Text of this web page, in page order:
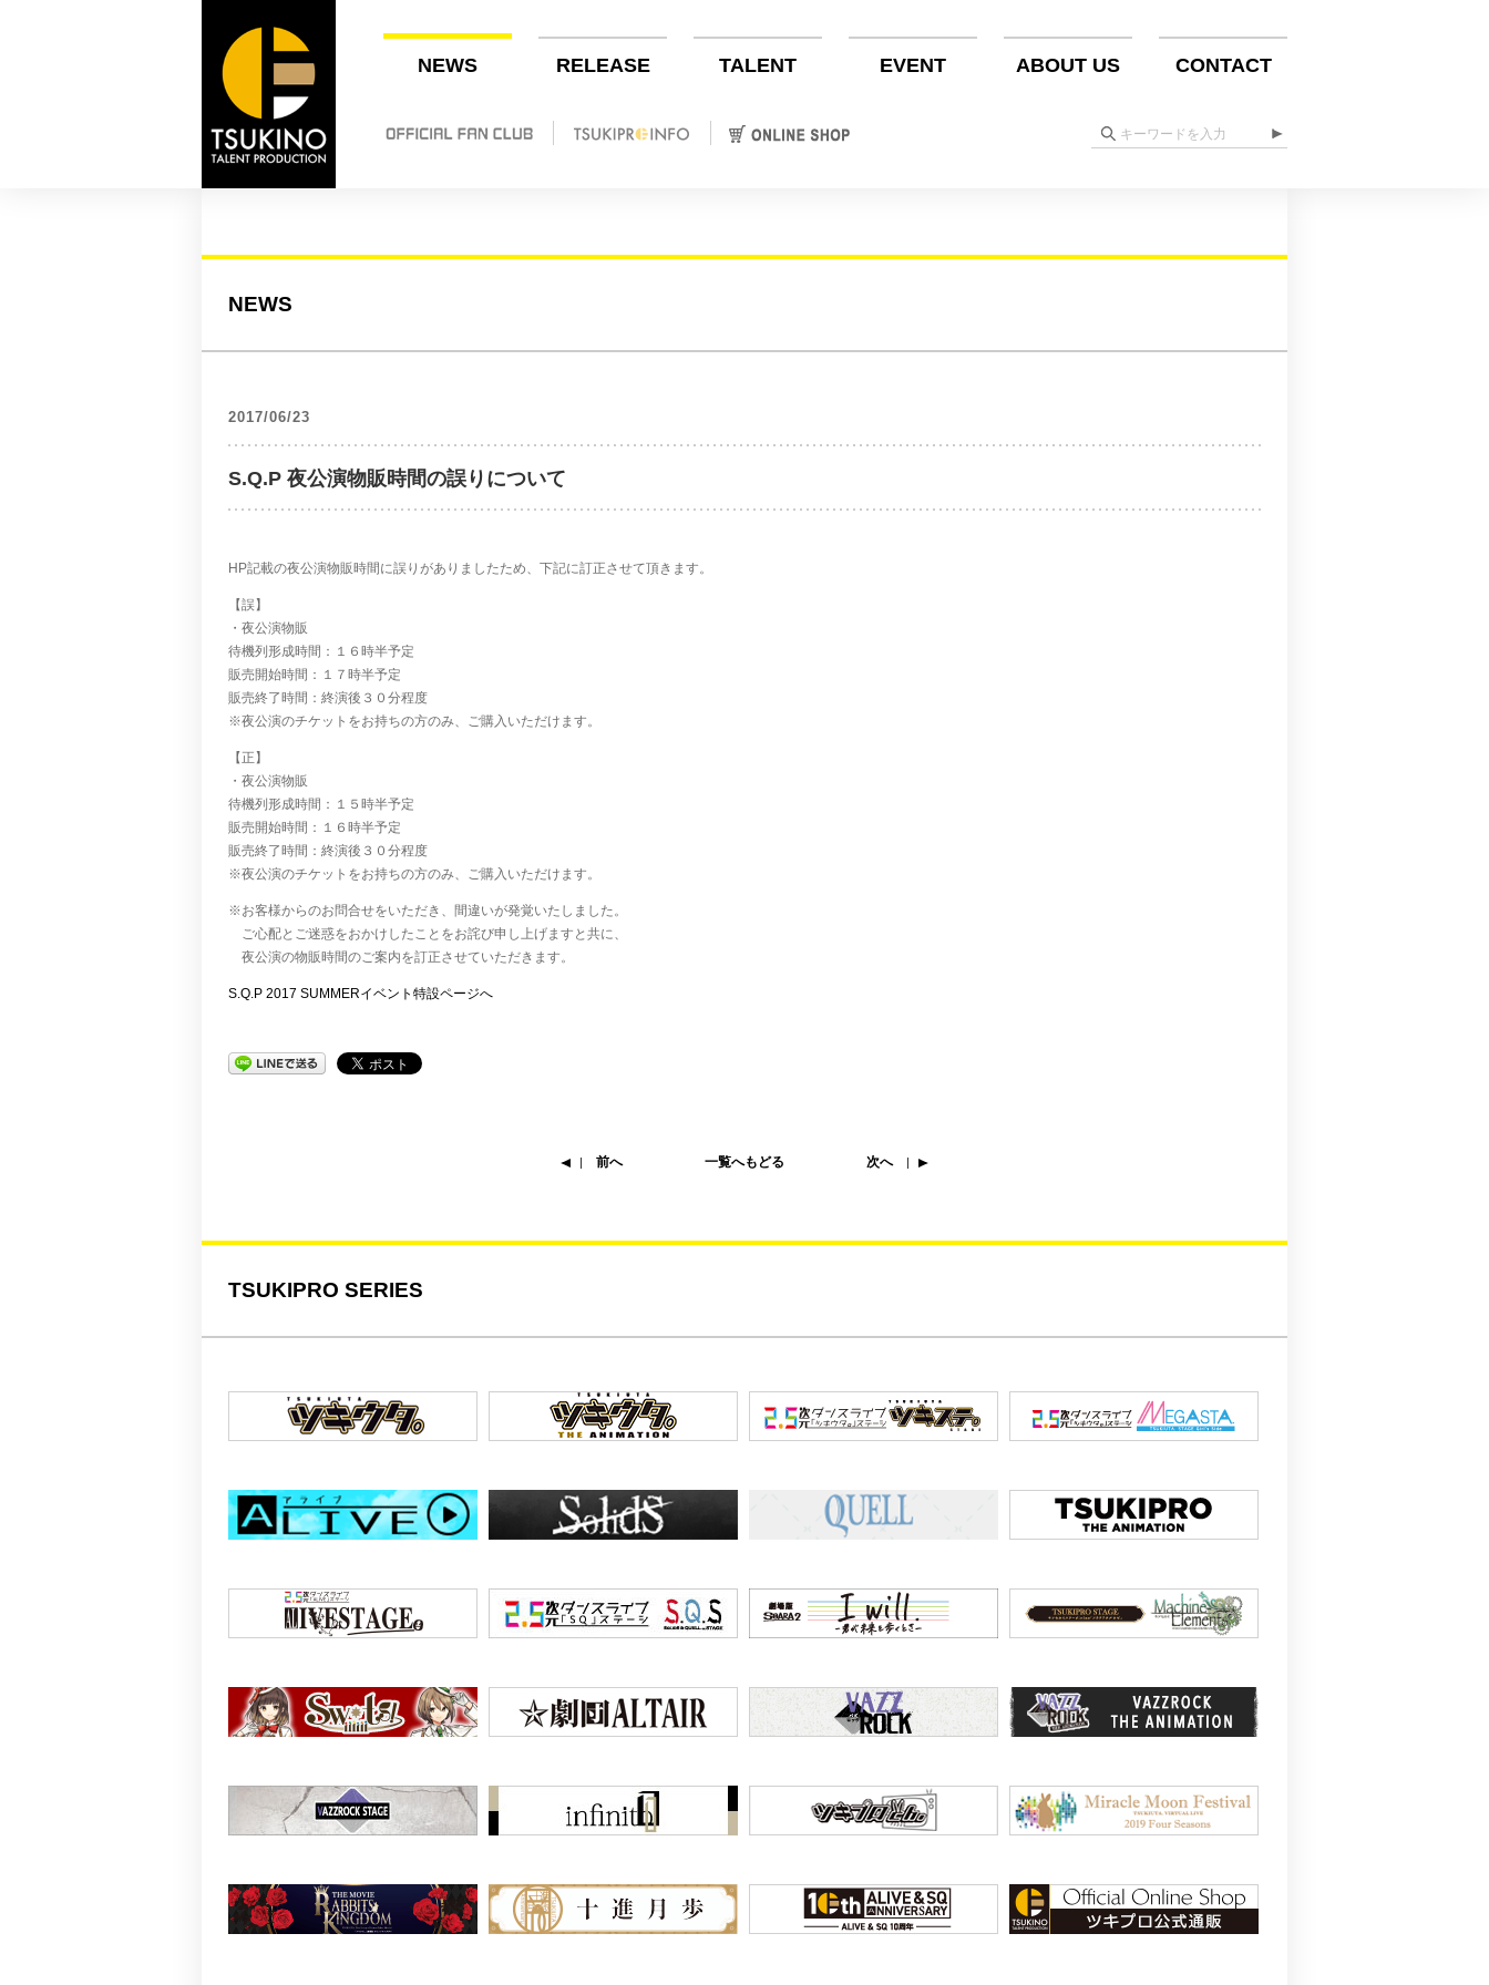
NEWS RELEASE TALENT EVENT ABOUT US CONTACT
NEWS
2017/06/23
S.Q.P 夜公演物販時間の誤りについて
HP記載の夜公演物販時間に誤りがありましたため、下記に訂正させて頂きます。
【誤】
・夜公演物販
待機列形成時間：１６時半予定
販売開始時間：１７時半予定
販売終了時間：終演後３０分程度
※夜公演のチケットをお持ちの方のみ、ご購入いただけます。
【正】
・夜公演物販
待機列形成時間：１５時半予定
販売開始時間：１６時半予定
販売終了時間：終演後３０分程度
※夜公演のチケットをお持ちの方のみ、ご購入いただけます。
※お客様からのお問合せをいただき、間違いが発覚いたしました。
ご心配とご迷惑をおかけしたことをお詫び申し上げますと共に、
夜公演の物販時間のご案内を訂正させていただきます。
S.Q.P 2017 SUMMERイベント特設ページへ
前へ 一覧へもどる 次へ
TSUKIPRO SERIES